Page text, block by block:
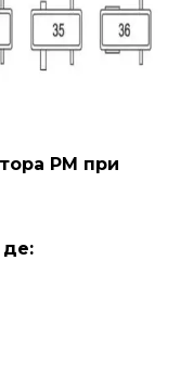
РМ при
де: